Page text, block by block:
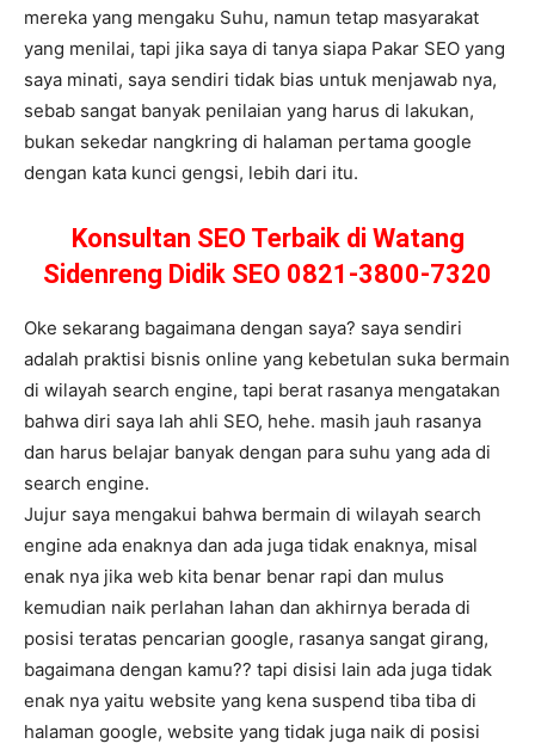
mereka yang mengaku Suhu, namun tetap masyarakat
yang menilai, tapi jika saya di tanya siapa Pakar SEO yang
saya minati, saya sendiri tidak bias untuk menjawab nya,
sebab sangat banyak penilaian yang harus di lakukan,
bukan sekedar nangkring di halaman pertama google
dengan kata kunci gengsi, lebih dari itu.
Konsultan SEO Terbaik di Watang
Sidenreng Didik SEO 0821-3800-7320
Oke sekarang bagaimana dengan saya? saya sendiri
adalah praktisi bisnis online yang kebetulan suka bermain
di wilayah search engine, tapi berat rasanya mengatakan
bahwa diri saya lah ahli SEO, hehe. masih jauh rasanya
dan harus belajar banyak dengan para suhu yang ada di
search engine.
Jujur saya mengakui bahwa bermain di wilayah search
engine ada enaknya dan ada juga tidak enaknya, misal
enak nya jika web kita benar benar rapi dan mulus
kemudian naik perlahan lahan dan akhirnya berada di
posisi teratas pencarian google, rasanya sangat girang,
bagaimana dengan kamu?? tapi disisi lain ada juga tidak
enak nya yaitu website yang kena suspend tiba tiba di
halaman google, website yang tidak juga naik di posisi